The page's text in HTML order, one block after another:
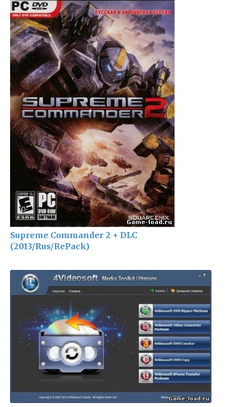
Supreme Commander 2 + DLC
(2013/Rus/RePack)